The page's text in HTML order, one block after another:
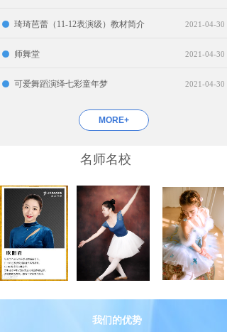
MORE+
琦琦芭蕾（11-12表演级）教材简介 2021-04-30
师舞堂 2021-04-30
可爱舞蹈演绎七彩童年梦 2021-04-30
名师名校
我们的优势